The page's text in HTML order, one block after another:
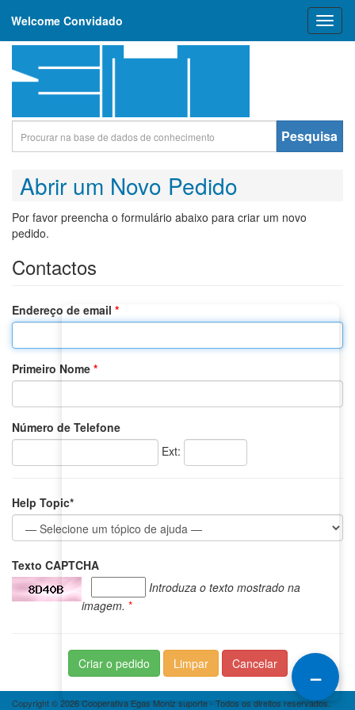
Welcome Convidado
Pesquisa
Abrir um Novo Pedido
Por favor preencha o formulário abaixo para criar um novo
pedido.
Contactos
Endereço de email *
Primeiro Nome *
Número de Telefone
Ext:
Help Topic*
Texto CAPTCHA
Introduza o texto mostrado na
imagem. *
Copyright © 2026 Cooperativa Egas Moniz suporte - Todos os direitos reservados.
–